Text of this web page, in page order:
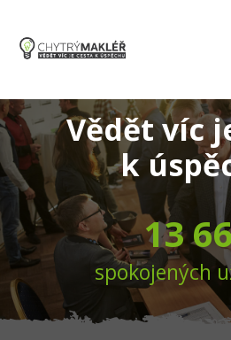
Vědět víc
k
13
spokojených